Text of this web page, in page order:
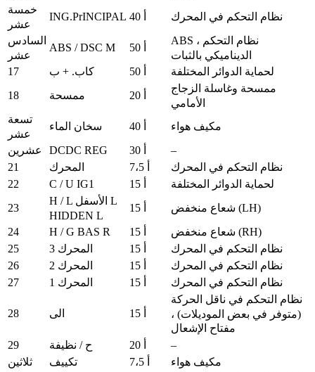
خمسة
عشر
ING.PrINCIPAL
نظام التحكم في المحرك
السادس
عشر
ABS / DSC M
ABS ، نظام التحكم
الديناميكي بالثبات
17
كاب. + ب
لحماية الدوائر المختلفة
18
ممسحة
ممسحة وغاسلة الزجاج
الأمامي
تسعة
عشر
سخان الماء
مكيف هواء
عشرين
DCDC REG
–
21
المحرك
نظام التحكم في المحرك
22
C / U IG1
لحماية الدوائر المختلفة
23
H / L الأسفل L
HIDDEN L
شعاع منخفض (LH)
24
H / G BAS R
شعاع منخفض (RH)
25
المحرك 3
نظام التحكم في المحرك
26
المحرك 2
نظام التحكم في المحرك
27
المحرك 1 نظام التحكم في المحرك
28 الى
نظام التحكم في ناقل الحركة
(متوفر في بعض الموديلات) ،
مفتاح الإشعال
29
ح / نظيفة
–
ثلاثين
تكييف
مكيف هواء